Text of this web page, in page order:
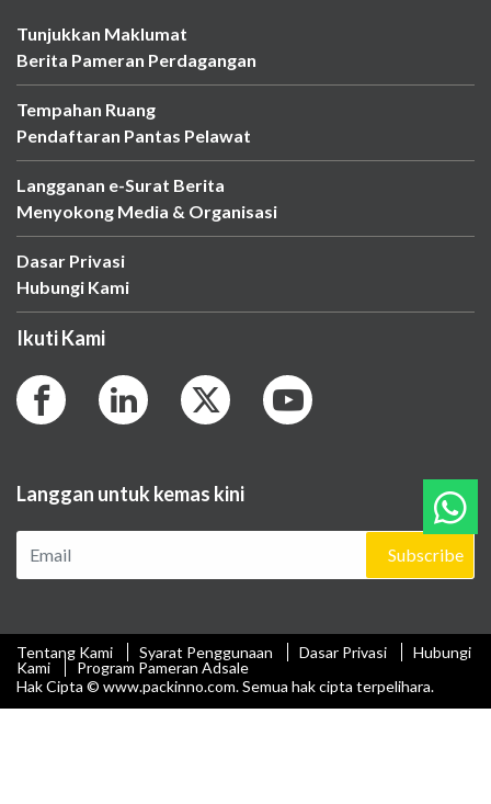
Tunjukkan Maklumat
Berita Pameran Perdagangan
Tempahan Ruang
Pendaftaran Pantas Pelawat
Langganan e-Surat Berita
Menyokong Media & Organisasi
Dasar Privasi
Hubungi Kami
Ikuti Kami
Langgan untuk kemas kini
Subscribe
Tentang Kami Syarat Penggunaan Dasar Privasi
Hubungi
Kami
Program Pameran Adsale
Hak Cipta © www.packinno.com. Semua hak cipta terpelihara.